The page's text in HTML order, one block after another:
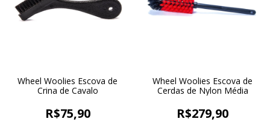
Wheel Woolies Escova de
Crina de Cavalo
R$75,90
Wheel Woolies Escova de
Cerdas de Nylon Média
R$279,90